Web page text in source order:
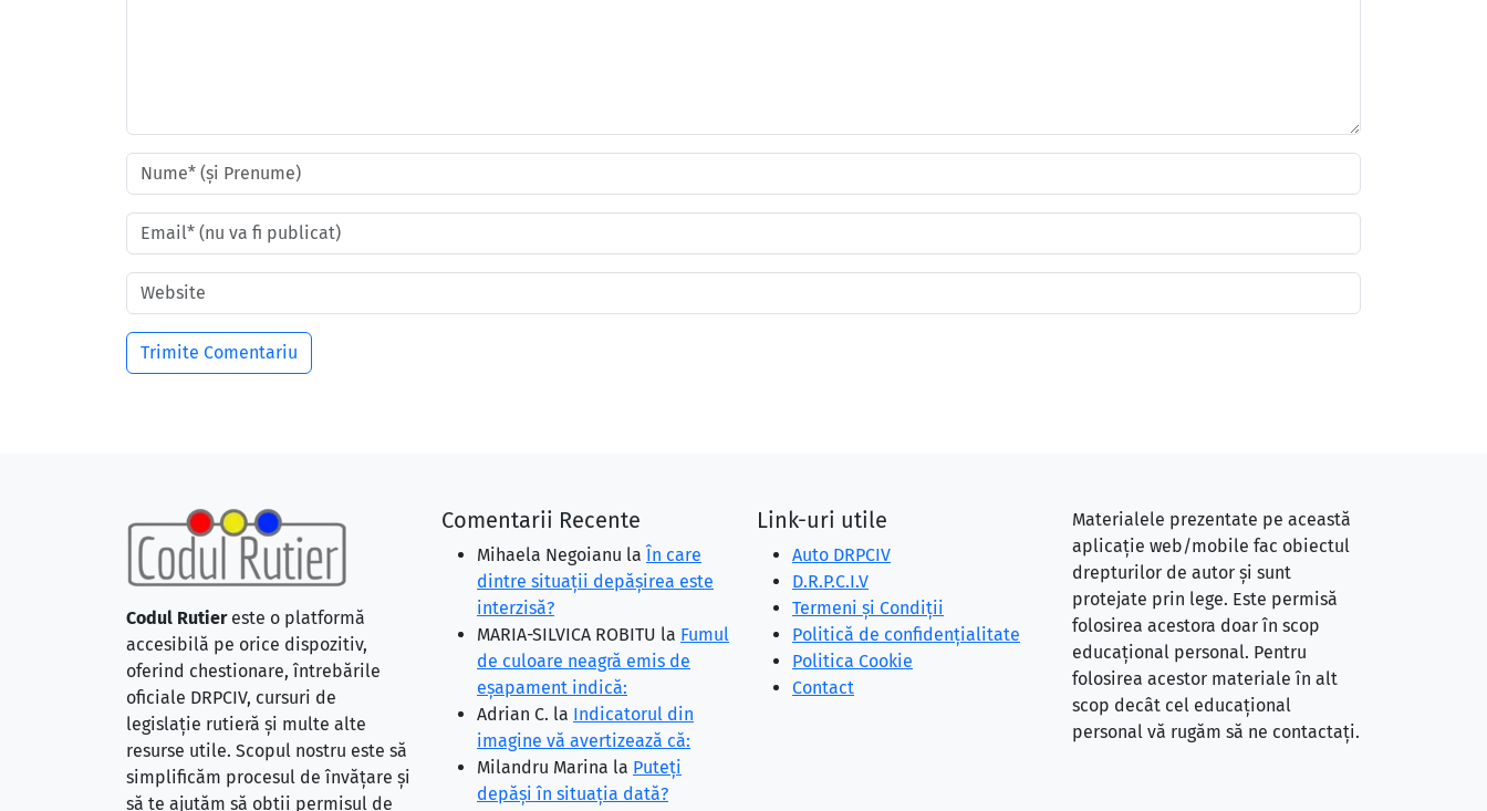
Codul Rutiereste o platformă
accesibilă pe orice dispozitiv,
oferind chestionare, întrebările
oficiale DRPCIV, cursuri de
legislație rutieră și multe alte
resurse utile. Scopul nostru este să
simplificăm procesul de învățare și
să te ajutăm să obții permisul de
Comentarii Recente
Mihaela Negoianu la În care
dintre situaţii depăşirea este
interzisă?
MARIA-SILVICA ROBITU la Fumul
de culoare neagră emis de
eşapament indică:
Adrian C. la Indicatorul din
imagine vă avertizează că:
Milandru Marina la Puteţi
depăşi în situaţia dată?
Link-uri utile
Auto DRPCIV
D.R.P.C.I.V
Termeni și Condiții
Politică de confidențialitate
Politica Cookie
Contact
Materialele prezentate pe această
aplicație web/mobile fac obiectul
drepturilor de autor și sunt
protejate prin lege. Este permisă
folosirea acestora doar în scop
educațional personal. Pentru
folosirea acestor materiale în alt
scop decât cel educațional
personal vă rugăm să ne contactați.